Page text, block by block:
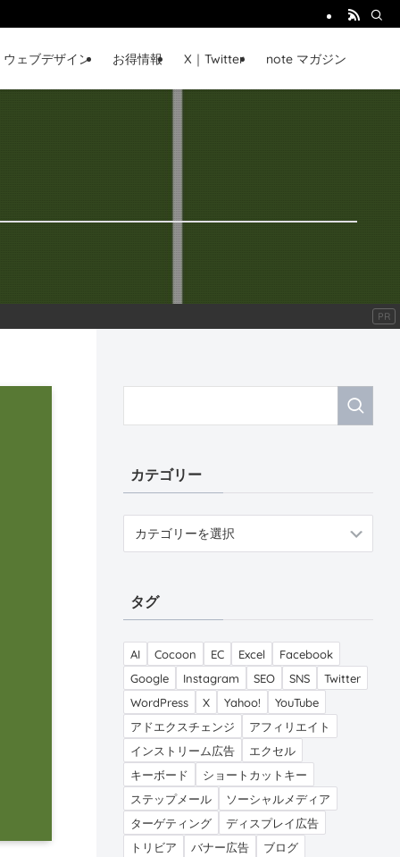
ウェブデザイン お得情報 X｜Twitter note マガジン
カテゴリー
ータグ
AI Cocoon EC Excel
Facebook
Google
Instagram SEO SNS
Twitter
WordPress
X Yahoo!
YouTube
アドエクスチェンジ
アフィリエイト
インストリーム広告
エクセル
キーボード
ショートカットキー
ステップメール
ソーシャルメディア
ターゲティング
ディスプレイ広告
トリビア
バナー広告
ブログ